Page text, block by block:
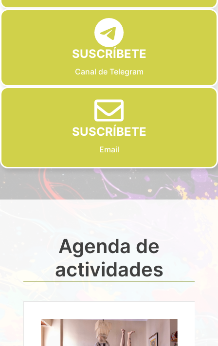
SUSCRÍBETE
Canal de Telegram
SUSCRÍBETE
Email
Agenda de
actividades